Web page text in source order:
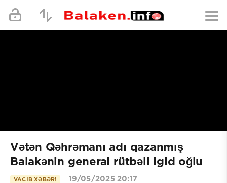
Vətən Qəhrəmanı adı qazanmış
Balakənin general rütbəli igid oğlu
VACIB XƏBƏR! 19/05/2025 20:17